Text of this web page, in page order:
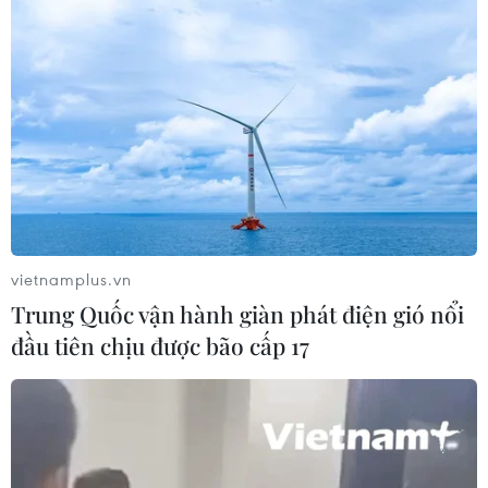
04/08/2026 03:17
ASEAN Cup 2026: "Chìa khóa" giúp
tuyển Việt Nam quật ngã Indonesia
04/08/2026 03:05
ASEAN Cup 2026: Đội tuyển Việt
Nam tạo "cơn địa chấn" trên truyền
thông khu vực
04/08/2026 02:45
sóng" vì tuyển Việt Nam, chỉ ra lý do
Indonesia thua đau
vietnamplus.vn
Trung Quốc vận hành giàn phát điện gió nổi
đầu tiên chịu được bão cấp 17